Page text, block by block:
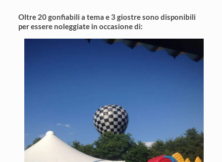
Oltre 20 gonfiabili a tema e 3 giostre sono disponibili
per essere noleggiate in occasione di: